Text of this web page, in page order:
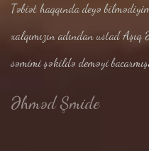
Təbiət haqqında deyə
xalqımızın adından ustad
səmimi şəkildə deməyi
Əhməd Şmide